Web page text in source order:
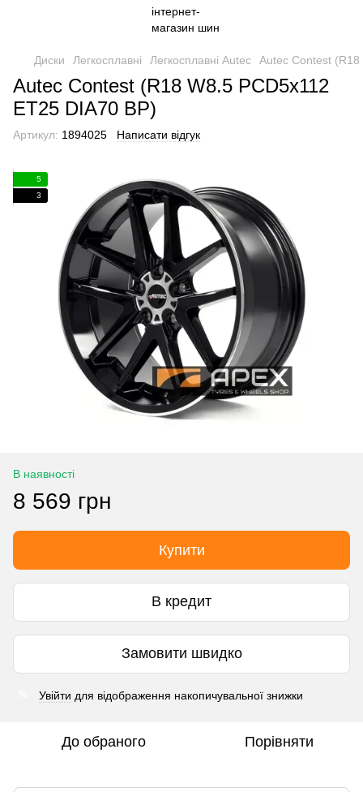
Диски Легкосплавні Легкосплавні Autec Autec Contest
Autec Contest (R18 W8.5 PCD5x112
ET25 DIA70 BP)
Артикул: 1894025 Написати відгук
5
3
В наявності
8 569 грн
Купити
В кредит
Замовити швидко
Увійти для відображення накопичувальної знижки
До обраного Порівняти